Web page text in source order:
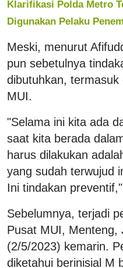
Klarifikasi Polda Metro
Digunakan Pelaku
Meski, menurut
pun sebetulnya
dibutuhkan,
MUI.
"Selama ini kita ada
saat kita berada
harus dilakukan
yang sudah terwujud
Ini tindakan
Sebelumnya, terjadi
Pusat MUI, Menteng,
(2/5/2023) kemarin.
diketahui berinisial M